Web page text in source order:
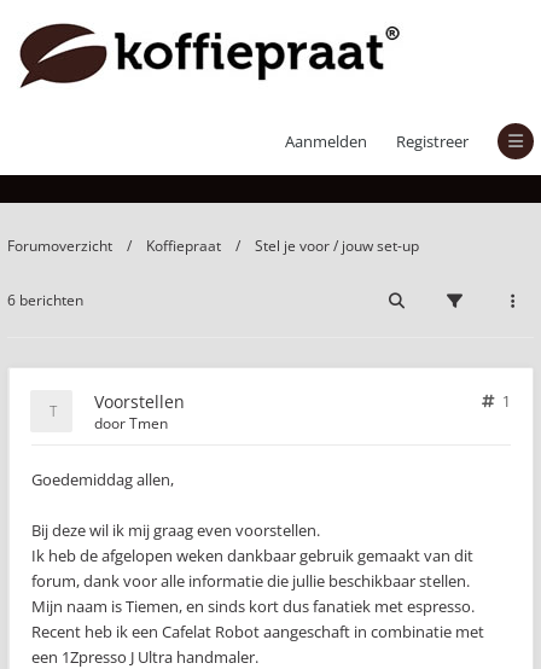
Aanmelden Registreer
Forumoverzicht Koffiepraat Stel je voor / jouw set-up
6 berichten
Voorstellen
1
doorTmen
Goedemiddag allen,
Bij deze wil ik mij graag even voorstellen.
Ik heb de afgelopen weken dankbaar gebruik gemaakt van dit
forum, dank voor alle informatie die jullie beschikbaar stellen.
Mijn naam is Tiemen, en sinds kort dus fanatiek met espresso.
Recent heb ik een Cafelat Robot aangeschaft in combinatie met
een 1Zpresso J Ultra handmaler.